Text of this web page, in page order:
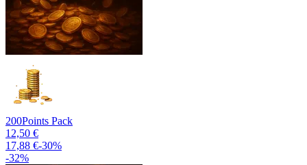
200Points Pack
12,50 €
17,88 €-30%
-32%